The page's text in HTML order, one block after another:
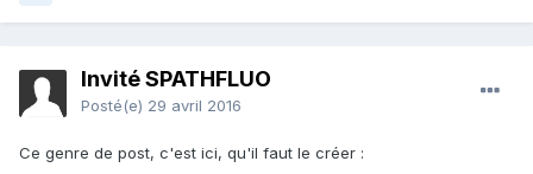
Invité SPATHFLUO
Posté(e) 29 avril 2016
Ce genre de post, c'est ici, qu'il faut le créer :